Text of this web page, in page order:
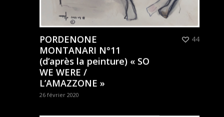
PORDENONE
MONTANARI N°11
(d’après la peinture) « SO
WE WERE /
L’AMAZZONE »
26 février 2020
44